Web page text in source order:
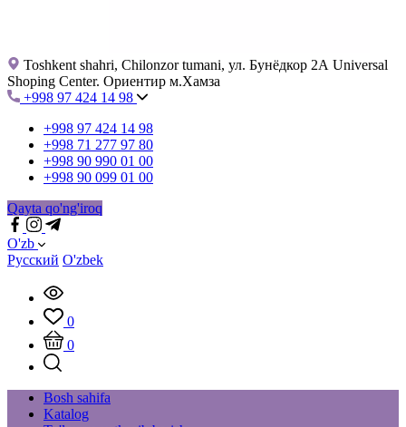
Toshkent shahri, Chilonzor tumani, ул. Бунёдкор 2А Universal
Shoping Center. Ориентир м.Хамза
+998 97 424 14 98
+998 97 424 14 98
+998 71 277 97 80
+998 90 990 01 00
+998 90 099 01 00
Qayta qo'ng'iroq
O'zb
Русский O'zbek
0
0
Bosh sahifa
Katalog